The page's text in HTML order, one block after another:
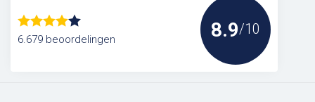
6.679 beoordelingen 8.9/10